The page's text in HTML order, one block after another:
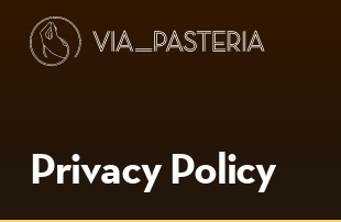
Privacy Policy